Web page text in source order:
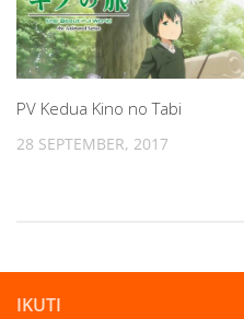
PV Kedua Kino no Tabi
28 SEPTEMBER, 2017
IKUTI